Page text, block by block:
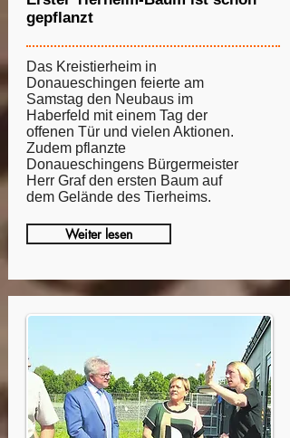
gepflanzt
Das Kreistierheim in
Donaueschingen feierte am
Samstag den Neubaus im
Haberfeld mit einem Tag der
offenen Tür und vielen Aktionen.
Zudem pflanzte
Donaueschingens Bürgermeister
Herr Graf den ersten Baum auf
dem Gelände des Tierheims.
Weiter lesen